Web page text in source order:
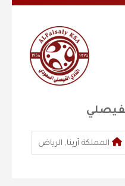
المملكة أرينا, الرياض